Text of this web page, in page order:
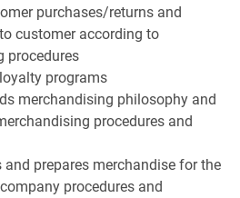
purchases/returns and
customer according to
procedures
programs
merchandising philosophy and
procedures and
and prepares merchandise for the
procedures and